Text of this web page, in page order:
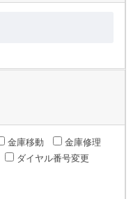
金庫移動
金庫修理
ダイヤル番号変更